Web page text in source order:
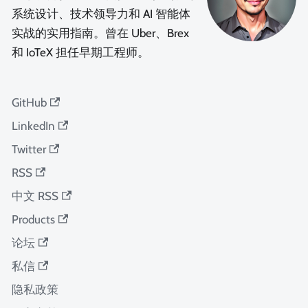
系统设计、技术领导力和 AI 智能体
实战的实用指南。曾在 Uber、Brex
和 IoTeX 担任早期工程师。
GitHub
LinkedIn
Twitter
RSS
中文 RSS
Products
论坛
私信
隐私政策